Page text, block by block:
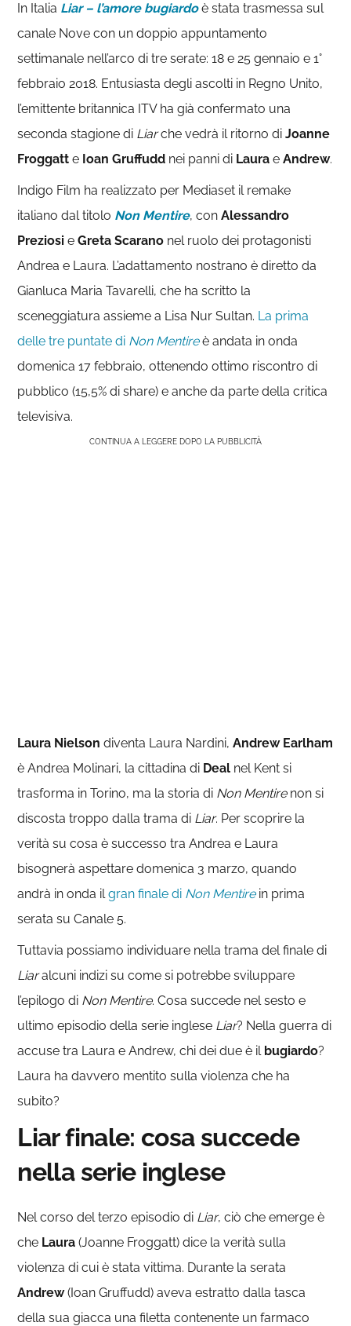
In Italia Liar – l’amore bugiardoè stata trasmessa sul
canale Nove con un doppio appuntamento
settimanale nell’arco di tre serate: 18 e 25 gennaio e 1°
febbraio 2018. Entusiasta degli ascolti in Regno Unito,
l’emittente britannica ITV ha già confermato una
seconda stagione di Liarche vedrà il ritorno diJoanne
Froggatt e Ioan Gruffudd nei panni di Laura eAndrew.
Indigo Film ha realizzato per Mediaset il remake
italiano dal titolo Non Mentire, conAlessandro
Preziosi eGreta Scarano nel ruolo dei protagonisti
Andrea e Laura. L’adattamento nostrano è diretto da
Gianluca Maria Tavarelli, che ha scritto la
sceneggiatura assieme a Lisa Nur Sultan. La prima
delle tre puntate di Non Mentireè andata in onda
domenica 17 febbraio, ottenendo ottimo riscontro di
pubblico (15,5% di share) e anche da parte della critica
televisiva.
CONTINUA A LEGGERE DOPO LA PUBBLICITÀ
Laura Nielson diventa Laura Nardini,Andrew Earlham
è Andrea Molinari, la cittadina di Deal nel Kent si
trasforma in Torino, ma la storia di Non Mentirenon si
discosta troppo dalla trama di Liar. Per scoprire la
verità su cosa è successo tra Andrea e Laura
bisognerà aspettare domenica 3 marzo, quando
andrà in onda ilgran finale di Non Mentirein prima
serata su Canale 5.
Tuttavia possiamo individuare nella trama del finale di
Liaralcuni indizi su come si potrebbe sviluppare
l’epilogo di Non Mentire. Cosa succede nel sesto e
ultimo episodio della serie inglese Liar? Nella guerra di
accuse tra Laura e Andrew, chi dei due è il bugiardo?
Laura ha davvero mentito sulla violenza che ha
subito?
Liar finale: cosa succede
nella serie inglese
Nel corso del terzo episodio di Liar, ciò che emerge è
che Laura (Joanne Froggatt) dice la verità sulla
violenza di cui è stata vittima. Durante la serata
Andrew(Ioan Gruffudd) aveva estratto dalla tasca
della sua giacca una filetta contenente un farmaco